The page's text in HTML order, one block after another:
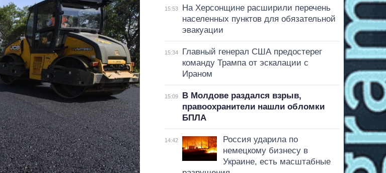
15:53
На Херсонщине расширили перечень
населенных пунктов для обязательной
эвакуации
15:34
Главный генерал США предостерег
команду Трампа от эскалации с
Ираном
15:09
В Молдове раздался взрыв,
правоохранители нашли обломки
БПЛА
14:42
Россия ударила по
немецкому бизнесу в
Украине, есть масштабные